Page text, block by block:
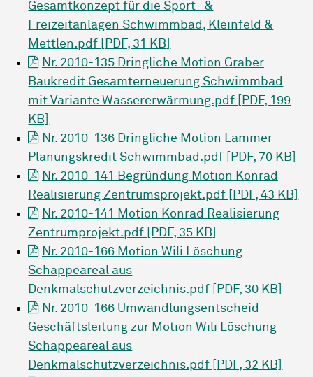
Gesamtkonzept für die Sport- &
Freizeitanlagen Schwimmbad, Kleinfeld &
Mettlen.pdf [PDF, 31 KB]
Nr. 2010-135 Dringliche Motion Graber
Baukredit Gesamterneuerung Schwimmbad
mit Variante Wassererwärmung.pdf [PDF, 199
KB]
Nr. 2010-136 Dringliche Motion Lammer
Planungskredit Schwimmbad.pdf [PDF, 70 KB]
Nr. 2010-141 Begründung Motion Konrad
Realisierung Zentrumsprojekt.pdf [PDF, 43 KB]
Nr. 2010-141 Motion Konrad Realisierung
Zentrumprojekt.pdf [PDF, 35 KB]
Nr. 2010-166 Motion Wili Löschung
Schappeareal aus
Denkmalschutzverzeichnis.pdf [PDF, 30 KB]
Nr. 2010-166 Umwandlungsentscheid
Geschäftsleitung zur Motion Wili Löschung
Schappeareal aus
Denkmalschutzverzeichnis.pdf [PDF, 32 KB]